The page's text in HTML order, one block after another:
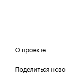
О проекте
Поделиться